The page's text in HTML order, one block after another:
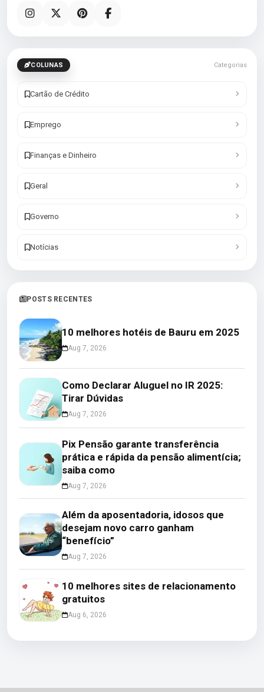
COLUNAS Categorias
Cartão de Crédito
Emprego
Finanças e Dinheiro
Geral
Governo
Notícias
POSTS RECENTES
10 melhores hotéis de Bauru em 2025
Aug 7, 2026
Como Declarar Aluguel no IR 2025:
Tirar Dúvidas
Aug 7, 2026
Pix Pensão garante transferência
prática e rápida da pensão alimentícia;
saiba como
Aug 7, 2026
Além da aposentadoria, idosos que
desejam novo carro ganham
“benefício”
Aug 7, 2026
10 melhores sites de relacionamento
gratuitos
Aug 6, 2026